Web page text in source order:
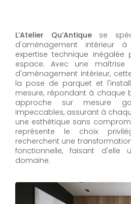
L’Atelier Qu’Antiquese
d'aménagement intérieur à
expertise technique
espace. Avec une maîtrise
d'aménagement intérieur,
la pose de parquet et
mesure, répondant à chaque
approche sur mesure
impeccables, assurant à
une esthétique sans
représente le choix
recherchent une
fonctionnelle, faisant
domaine.